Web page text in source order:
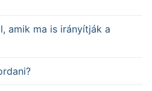
amik ma is irányítják a